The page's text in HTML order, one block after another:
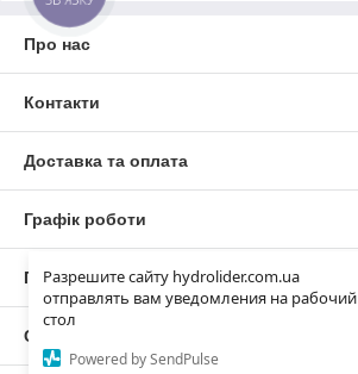
Разрешите сайту hydrolider.com.ua
отправлять вам уведомления на рабочий
стол
Powered by SendPulse
Про нас
Контакти
Доставка та оплата
Графік роботи
Повна версія сайту
Сайт створено на маркетплейсі